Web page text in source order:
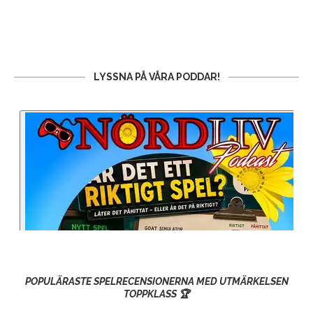
LYSSNA PÅ VÅRA PODDAR!
POPULÄRASTE SPELRECENSIONERNA MED UTMÄRKELSEN
TOPPKLASS 🏆